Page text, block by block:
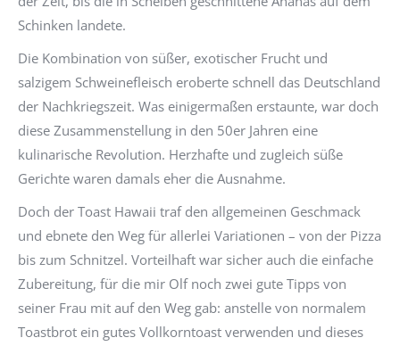
Schinken landete.
Die Kombination von süßer, exotischer Frucht und
salzigem Schweinefleisch eroberte schnell das Deutschland
der Nachkriegszeit. Was einigermaßen erstaunte, war doch
diese Zusammenstellung in den 50er Jahren eine
kulinarische Revolution. Herzhafte und zugleich süße
Gerichte waren damals eher die Ausnahme.
Doch der Toast Hawaii traf den allgemeinen Geschmack
und ebnete den Weg für allerlei Variationen – von der Pizza
bis zum Schnitzel. Vorteilhaft war sicher auch die einfache
Zubereitung, für die mir Olf noch zwei gute Tipps von
seiner Frau mit auf den Weg gab: anstelle von normalem
Toastbrot ein gutes Vollkorntoast verwenden und dieses